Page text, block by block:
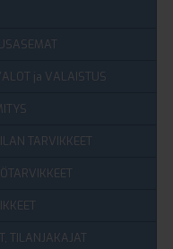
ja VALAISTUS
TARVIKKEET
TILANJAKAJAT